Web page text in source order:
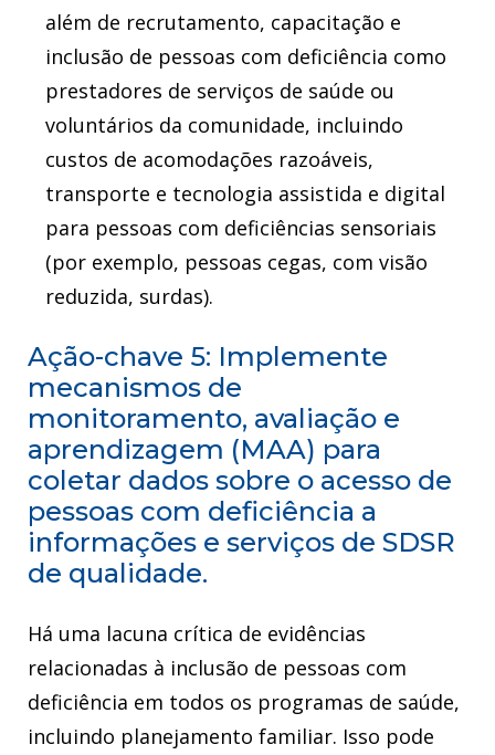
além de recrutamento, capacitação e
inclusão de pessoas com deficiência como
prestadores de serviços de saúde ou
voluntários da comunidade, incluindo
custos de acomodações razoáveis,
transporte e tecnologia assistida e digital
para pessoas com deficiências sensoriais
(por exemplo, pessoas cegas, com visão
reduzida, surdas).
Ação-chave 5: Implemente
mecanismos de
monitoramento, avaliação e
aprendizagem (MAA) para
coletar dados sobre o acesso de
pessoas com deficiência a
informações e serviços de SDSR
de qualidade.
Há uma lacuna crítica de evidências
relacionadas à inclusão de pessoas com
deficiência em todos os programas de saúde,
incluindo planejamento familiar. Isso pode